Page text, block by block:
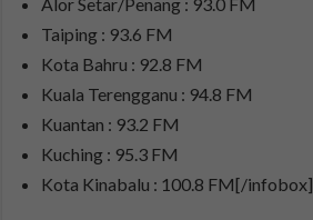
Alor Setar/Penang : 93.0 FM
Taiping : 93.6 FM
Kota Bahru : 92.8 FM
Kuala Terengganu : 94.8 FM
Kuantan : 93.2 FM
Kuching : 95.3 FM
Kota Kinabalu : 100.8 FM[/infobox]